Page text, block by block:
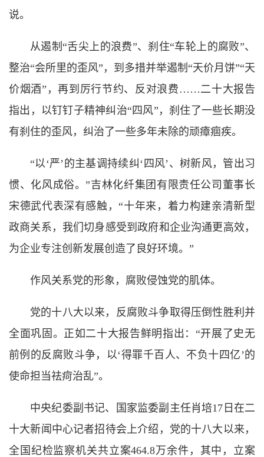
说。
从遏制“舌尖上的浪费”、刹住“车轮上的腐败”、
整治“会所里的歪风”，到多措并举遏制“天价月饼”“天
价烟酒”，再到厉行节约、反对浪费……二十大报告
指出，以钉钉子精神纠治“四风”，刹住了一些长期没
有刹住的歪风，纠治了一些多年未除的顽瘴痼疾。
“以‘严’的主基调持续纠‘四风’、树新风，管出习
惯、化风成俗。”吉林化纤集团有限责任公司董事长
宋德武代表深有感触，“十年来，着力构建亲清新型
政商关系，我们切身感受到政府和企业沟通更高效，
为企业专注创新发展创造了良好环境。”
作风关系党的形象，腐败侵蚀党的肌体。
党的十八大以来，反腐败斗争取得压倒性胜利并
全面巩固。正如二十大报告鲜明指出：“开展了史无
前例的反腐败斗争，以‘得罪千百人、不负十四亿’的
使命担当祛疴治乱”。
中央纪委副书记、国家监委副主任肖培17日在二
十大新闻中心记者招待会上介绍，党的十八大以来，
全国纪检监察机关共立案464.8万余件，其中，立案